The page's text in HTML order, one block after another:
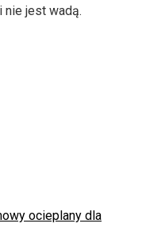
nie jest wadą.